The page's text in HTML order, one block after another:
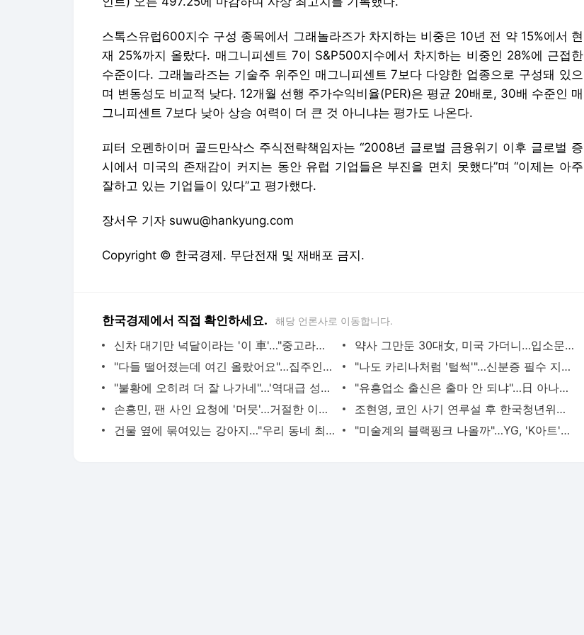
스톡스유럽600지수 구성 종목에서 그래놀라즈가 차지하는 비중은 10년 전 약 15%에서 현
재 25%까지 올랐다. 매그니피센트 7이 S&P500지수에서 차지하는 비중인 28%에 근접한
수준이다. 그래놀라즈는 기술주 위주인 매그니피센트 7보다 다양한 업종으로 구성돼 있으
며 변동성도 비교적 낮다. 12개월 선행 주가수익비율(PER)은 평균 20배로, 30배 수준인 매
그니피센트 7보다 낮아 상승 여력이 더 큰 것 아니냐는 평가도 나온다.
피터 오펜하이머 골드만삭스 주식전략책임자는 “2008년 글로벌 금융위기 이후 글로벌 증
시에서 미국의 존재감이 커지는 동안 유럽 기업들은 부진을 면치 못했다”며 “이제는 아주
잘하고 있는 기업들이 있다”고 평가했다.
장서우 기자 suwu@hankyung.com
Copyright © 한국경제. 무단전재 및 재배포 금지.
한국경제에서 직접 확인하세요. 해당 언론사로 이동합니다.
신차 대기만 넉달이라는 '이 車'…"중고라도 구하려고요"
약사 그만둔 30대女, 미국 가더니…입소문에 '대박' 터졌다 [방준식의 N잡 시대]
"다들 떨어졌는데 여긴 올랐어요"…집주인들 '환호성' 지른 동네
"나도 카리나처럼 '털썩'"…신분증 필수 지참인 'MZ성지' [현장+]
"불황에 오히려 더 잘 나가네"…'역대급 성과급' 쏜 회사 어디
"유흥업소 출신은 출마 안 되냐"…日 아나운서 출신 '눈물'
손흥민, 팬 사인 요청에 '머뭇'…거절한 이유 알고 보니
조현영, 코인 사기 연루설 후 한국청년위원장 고소
건물 옆에 묶여있는 강아지…"우리 동네 최고 스타에요" [이슈+]
"미술계의 블랙핑크 나올까"…YG, 'K아트'에 꽂힌 이유가